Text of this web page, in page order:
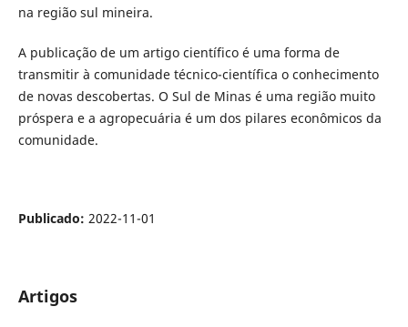
na região sul mineira.
A publicação de um artigo científico é uma forma de
transmitir à comunidade técnico-científica o conhecimento
de novas descobertas. O Sul de Minas é uma região muito
próspera e a agropecuária é um dos pilares econômicos da
comunidade.
Publicado: 2022-11-01
Artigos